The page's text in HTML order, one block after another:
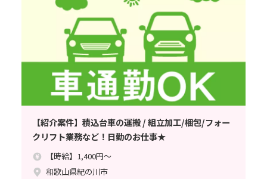
【紹介案件】積込台車の運搬 / 組立加工/梱包/フォー
クリフト業務など！日勤のお仕事★
【時給】1,400円～
和歌山県紀の川市